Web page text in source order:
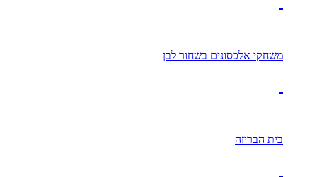
משחקי אלכסונים בשחור לבן
בית הבריזה